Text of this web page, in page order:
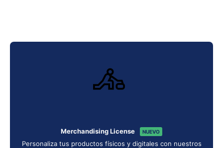
Merchandising License NUEVO
Personaliza tus productos físicos y digitales con nuestros